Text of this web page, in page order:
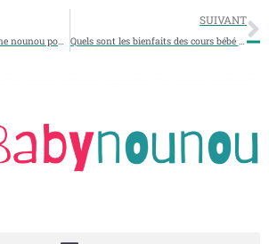
SUIVANT